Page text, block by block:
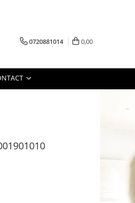
0720881014 0,00